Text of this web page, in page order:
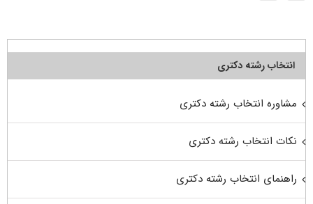
انتخاب رشته دکتری
مشاوره انتخاب رشته دکتری
نکات انتخاب رشته دکتری
راهنمای انتخاب رشته دکتری